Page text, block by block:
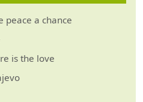
peace a chance
is the love